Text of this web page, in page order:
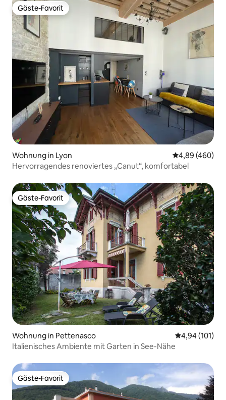
Gäste-Favorit
Gäste-Favorit
Wohnung in Lyon
4,89 (460)
Hervorragendes renoviertes „Canut“, komfortabel
Gäste-Favorit
Gäste-Favorit
Wohnung in Pettenasco
4,94 (101)
Italienisches Ambiente mit Garten in See-Nähe
Gäste-Favorit
Gäste-Favorit